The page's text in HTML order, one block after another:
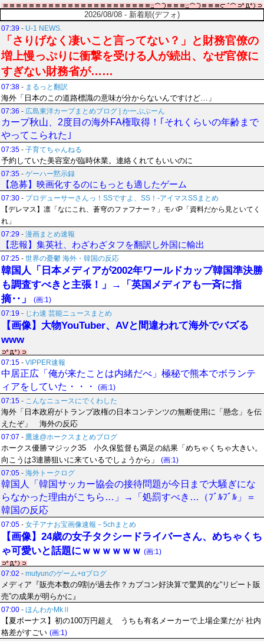
2026/08/08 - 新着順(デフォ)
07:39 - U-1 NEWS.
「さりげなく凄いこと言ってない？」と財務官僚の
増上慢っぷりに衝撃を受ける人が続出、なぜ官僚に
すぎない財務省が……
07:38 - まるっと翻訳
海外「日本のこの道路標識の意味が分からないんですけど…」
07:36 - 広島東洋カープまとめブログ | かーぷぶーん
カープ秋山、2度目の海外FA権取得！｢それくらいの年齢まで
やってこられた｣
07:35 - 子育てちゃんねる
予約していた美容室が臨時休業。連絡くれてもいいのに
07:35 - ゲーハー黙示録
【急募】映画化するのにもっとも適したゲーム
07:30 - プロデューサーさんっ！SSですよ、SS！-アイマスSSまとめ
【デレマス】凛「なにこれ、蒼穹のファフナー？」モバP「資料だから見といてく
れ」
07:29 - 漫画まとめ速報
【悲報】集英社、わざわざタフを翻訳し外国に輸出
07:25 - 世界の憂鬱 海外・韓国の反応
韓国人「日本メディアが2002年ワールドカップ韓国準決勝
も調査すべきと主張！」→「英国メディアも一斉に指
摘‥」
(画:1)
07:19 - じわ速 芸能ニュースまとめ
【画像】大物YouTuber、AVと間違われて海外でバズる
www
07:15 - VIPPER速報
中居正広「俺が来たことは内緒だべ」極秘で熊本でボランテ
ィアをしていた・・・
(画:1)
07:15 - こんなニュースにでくわした
海外「日本政府がトランプ政権の日本コンテンツの無断使用に「懸念」を伝
えたぞ」 海外の反応
07:07 - 鷹速@ホークスまとめブログ
ホークス優勝マジック35 小久保監督も満足の結果「めちゃくちゃ大きい。
向こうは3連勝狙いに来ているでしょうから」
(画:1)
07:05 - 海外トークログ
韓国人「韓国サッカー協会の接待問題が今日まで大騒ぎにな
らなかった理由がこちら…」→「処罰すべき…（ﾌﾞﾙﾌﾞﾙ」＝
韓国の反応
07:05 - 女子アナお宝画像速報－5chまとめ
【画像】24歳の女子タクシードライバーさん、めちゃくち
ゃ可愛いと話題にｗｗｗｗｗｗ (画:1)
07:02 - mutyunのゲーム+αブログ
メディア『販売本数の9割が過去作？カプコン好決算で驚異的な“リピート販
売”の成果が明らかに』
07:00 - ほんわかMkⅡ
【夏ボーナス】初の100万円超え うちも有名メーカーで上場企業だが 社内
格差がすごい (画:1)